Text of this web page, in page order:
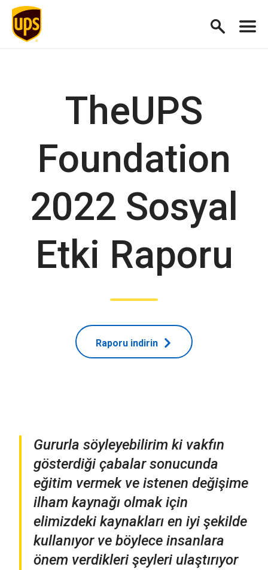
TheUPS
Foundation
2022 Sosyal
Etki Raporu
Raporu indirin
Gururla söyleyebilirim ki vakfın
gösterdiği çabalar sonucunda
eğitim vermek ve istenen değişime
ilham kaynağı olmak için
elimizdeki kaynakları en iyi şekilde
kullanıyor ve böylece insanlara
önem verdikleri şeyleri ulaştırıyor